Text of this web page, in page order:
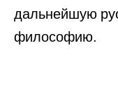
дальнейшую
философию.